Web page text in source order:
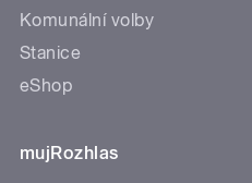
Komunální volby
Stanice
eShop
mujRozhlas